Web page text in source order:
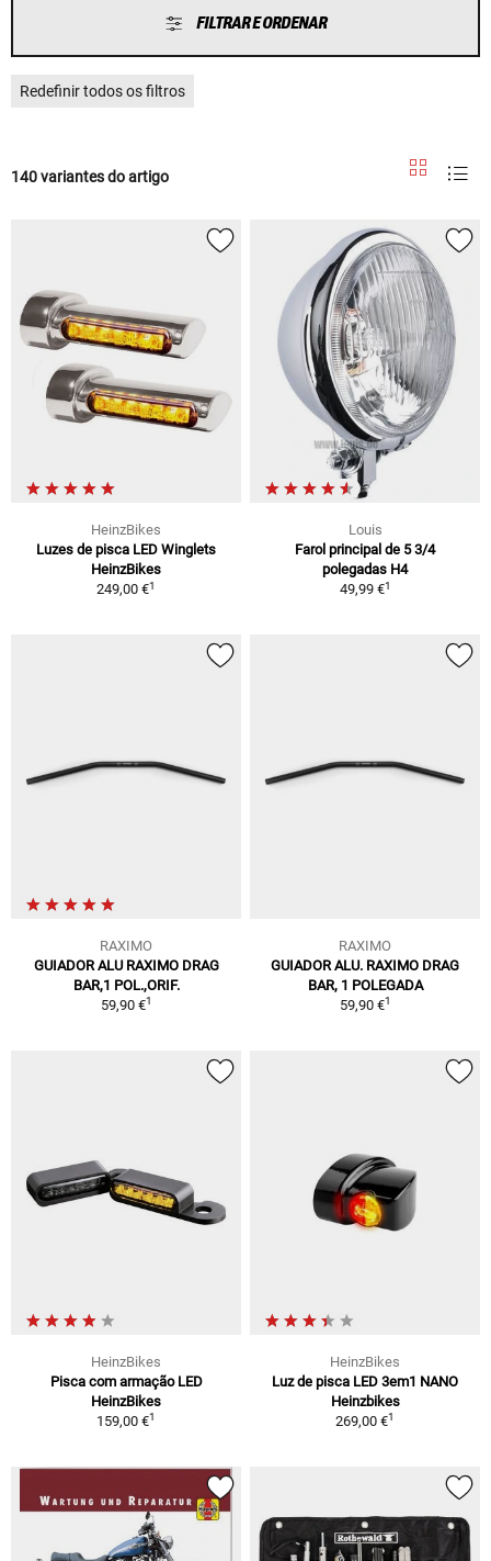
FILTRAR E ORDENAR
Redefinir todos os filtros
140 variantes do artigo
HeinzBikes
Luzes de pisca LED Winglets
HeinzBikes
249,00 €1
Louis
Farol principal de 5 3/4
polegadas H4
49,99 €1
RAXIMO
GUIADOR ALU RAXIMO DRAG
BAR,1 POL.,ORIF.
59,90 €1
RAXIMO
GUIADOR ALU. RAXIMO DRAG
BAR, 1 POLEGADA
59,90 €1
HeinzBikes
Pisca com armação LED
HeinzBikes
159,00 €1
HeinzBikes
Luz de pisca LED 3em1 NANO
Heinzbikes
269,00 €1